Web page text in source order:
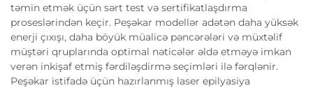
təmin etmək üçün sərt test və sertifikatlaşdırma
proseslərindən keçir. Peşəkar modellər adətən daha yüksək
enerji çıxışı, daha böyük müalicə pəncərələri və müxtəlif
müştəri qruplarında optimal nəticələr əldə etməyə imkan
verən inkişaf etmiş fərdiləşdirmə seçimləri ilə fərqlənir.
Peşəkar istifadə üçün hazırlanmış laser epilyasiya